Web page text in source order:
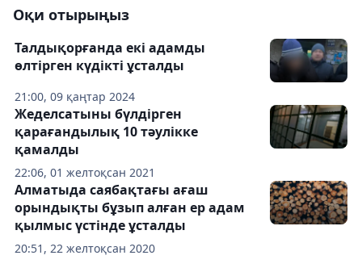
Оқи отырыңыз
21:00, 09 қаңтар 2024
Талдықорғанда екі адамды
өлтірген күдікті ұсталды
22:06, 01 желтоқсан 2021
Жеделсатыны бүлдірген
қарағандылық 10 тәулікке
қамалды
20:51, 22 желтоқсан 2020
Алматыда саябақтағы ағаш
орындықты бұзып алған ер адам
қылмыс үстінде ұсталды